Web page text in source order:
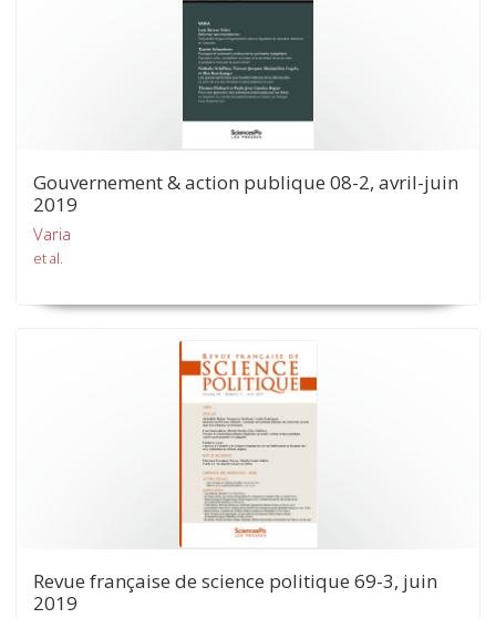
Gouvernement & action publique 08-2, avril-juin
2019
Varia
et al.
Revue française de science politique 69-3, juin
2019